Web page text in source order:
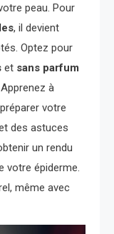
peau. Pour
, il devient
Optez pour
et sans parfum
à
votre
des astuces
un rendu
votre épiderme.
même avec